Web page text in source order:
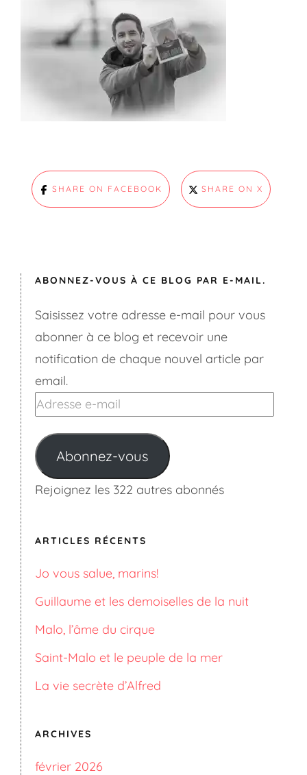
SHARE ON FACEBOOK SHARE ON X
ABONNEZ-VOUS À CE BLOG PAR E-MAIL.
Saisissez votre adresse e-mail pour vous
abonner à ce blog et recevoir une
notification de chaque nouvel article par
email.
Adresse
mail
Abonnez-vous
Rejoignez les 322 autres abonnés
ARTICLES RÉCENTS
Jo vous salue, marins!
Guillaume et les demoiselles de la nuit
Malo, l’âme du cirque
Saint-Malo et le peuple de la mer
La vie secrète d’Alfred
ARCHIVES
février 2026